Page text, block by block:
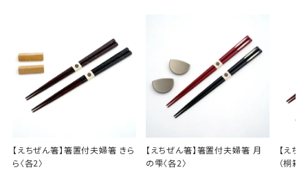
包装紙について
包装紙は2種類あります。
A.一般的なギフトに使用する包装紙です。
B.婚礼や出産、長寿祝などに使用する包装紙です。
【えちぜん箸】箸置付夫婦箸 きら
ら〈各2〉
【えちぜん箸】箸置付夫婦箸 月
の雫〈各2〉
【えち
（桐箱